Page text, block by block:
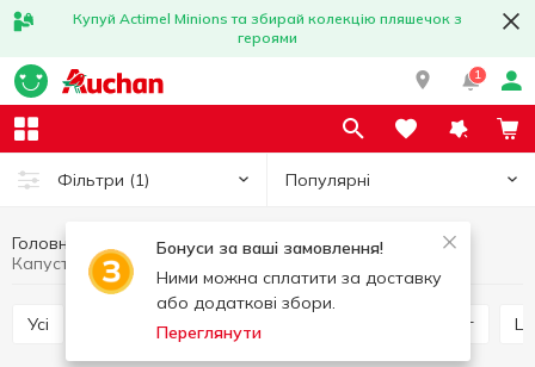
Купуй Actimel Minions та збирай колекцію пляшечок з
героями
1
Фільтри (1) Популярні
Бонуси за ваші замовлення!
Ними можна сплатити за доставку
або додаткові збори.
Переглянути
Головна Фрукти та овочі Овочі
Капуста
Капуста Без тм
Усі Помідори Картопля та батат